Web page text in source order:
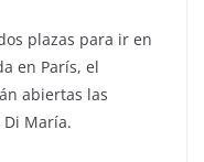
plazas para ir en
en París, el
abiertas las
María.